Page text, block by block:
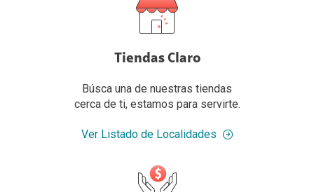
Tiendas Claro
Búsca una de nuestras tiendas
cerca de ti, estamos para servirte.
Ver Listado de Localidades